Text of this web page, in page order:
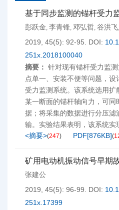
基于同步监测的锚杆受力
彭跃金, 李青锋, 邓弘哲, 谷洪飞,
2019, 45(5): 92-95.
DOI:
251x.2018100040
摘要： 针对现有锚杆受力监
点单一、安装不便等问题，
受力监测系统。该系统选用扩
某一断面的锚杆轴向力，可同
据；将采集的数据进行分压滤
输。实验结果表明，该系统实
<摘要>(247) PDF[876KB](
矿用电动机振动信号早期
张建公
2019, 45(5): 96-99.
DOI:
251x.17399